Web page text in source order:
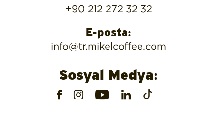
+90 212 272 32 32
E-posta:
info@tr.mikelcoffee.com
Sosyal Medya: